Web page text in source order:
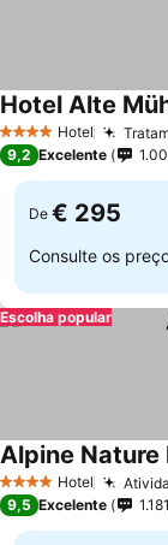
4 EstrelasHotel
Hotel Alte
9,2 Excelente
De € 295
Consulte os
Escolha popular
4 EstrelasHotel
Alpine Nature
9,5 Excelente 1.181